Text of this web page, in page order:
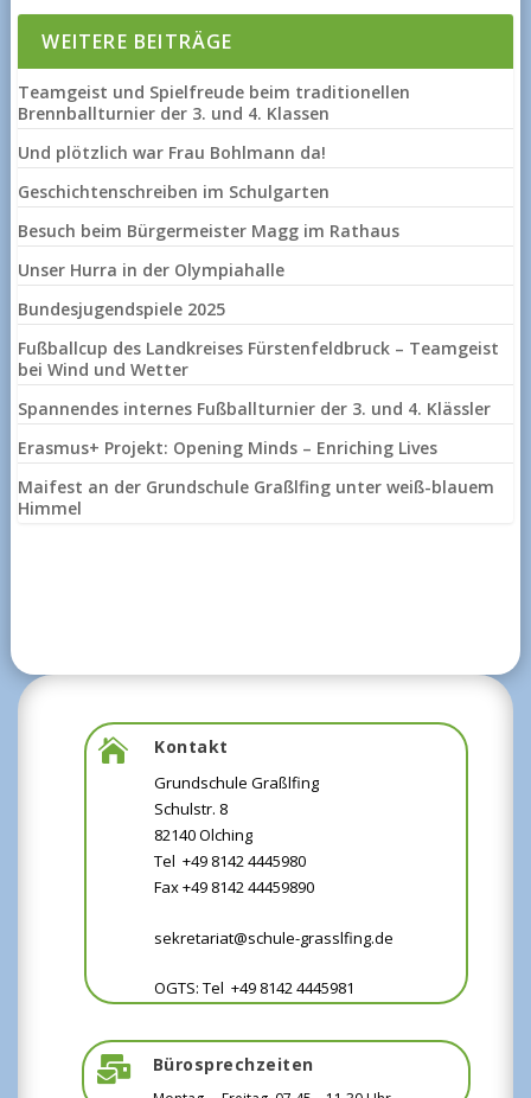
WEITERE BEITRÄGE
Teamgeist und Spielfreude beim traditionellen
Brennballturnier der 3. und 4. Klassen
Und plötzlich war Frau Bohlmann da!
Geschichtenschreiben im Schulgarten
Besuch beim Bürgermeister Magg im Rathaus
Unser Hurra in der Olympiahalle
Bundesjugendspiele 2025
Fußballcup des Landkreises Fürstenfeldbruck – Teamgeist
bei Wind und Wetter
Spannendes internes Fußballturnier der 3. und 4. Klässler
Erasmus+ Projekt: Opening Minds – Enriching Lives
Maifest an der Grundschule Graßlfing unter weiß-blauem
Himmel
 Kontakt
Grundschule Graßlfing
Schulstr. 8
82140 Olching
Tel +49 8142 4445980
Fax +49 8142 44459890
sekretariat@schule-grasslfing.de
OGTS: Tel +49 8142 4445981
 Bürosprechzeiten